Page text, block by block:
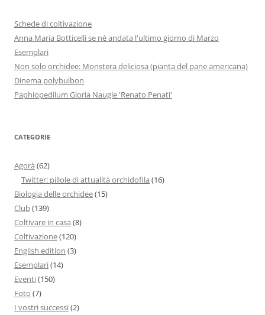
Schede di coltivazione
Anna Maria Botticelli se nè andata l'ultimo giorno di Marzo
Esemplari
Non solo orchidee: Monstera deliciosa (pianta del pane americana)
Dinema polybulbon
Paphiopedilum Gloria Naugle 'Renato Penati'
CATEGORIE
Agorà (62)
Twitter: pillole di attualità orchidofila (16)
Biologia delle orchidee(15)
Club(139)
Coltivare in casa (8)
Coltivazione(120)
English edition (3)
Esemplari(14)
Eventi(150)
Foto (7)
I vostri successi(2)